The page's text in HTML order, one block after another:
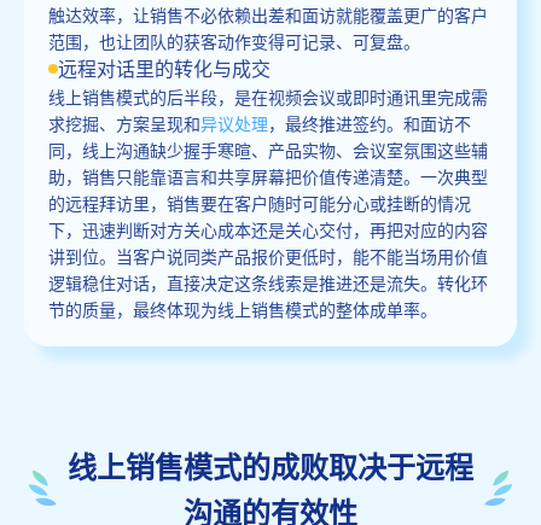
触达效率，让销售不必依赖出差和面访就能覆盖更广的客户
范围，也让团队的获客动作变得可记录、可复盘。
远程对话里的转化与成交
线上销售模式的后半段，是在视频会议或即时通讯里完成需
求挖掘、方案呈现和异议处理，最终推进签约。和面访不
同，线上沟通缺少握手寒暄、产品实物、会议室氛围这些辅
助，销售只能靠语言和共享屏幕把价值传递清楚。一次典型
的远程拜访里，销售要在客户随时可能分心或挂断的情况
下，迅速判断对方关心成本还是关心交付，再把对应的内容
讲到位。当客户说同类产品报价更低时，能不能当场用价值
逻辑稳住对话，直接决定这条线索是推进还是流失。转化环
节的质量，最终体现为线上销售模式的整体成单率。
线上销售模式的成败取决于远程
沟通的有效性